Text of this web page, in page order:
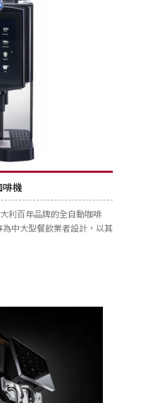
啡機
利百年品牌的全自動咖啡
中大型餐飲業者設計，以其